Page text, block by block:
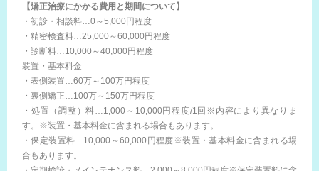
【矯正治療にかかる費用と期間について】
・初診・相談料…0～5,000円程度
・精密検査料…25,000～60,000円程度
・診断料…10,000～40,000円程度
装置・基本料金
・表側装置…60万～100万円程度
・裏側矯正…100万～150万円程度
・処置（調整）料…1,000～10,000円程度/1回※内容により異なりま
す。※装置・基本料金に含まれる場合もあります。
・保定装置料…10,000～60,000円程度※装置・基本料金に含まれる場
合もあります。